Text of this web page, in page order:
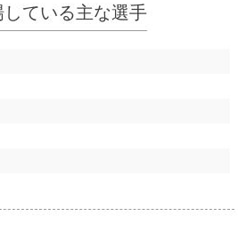
している主な選手